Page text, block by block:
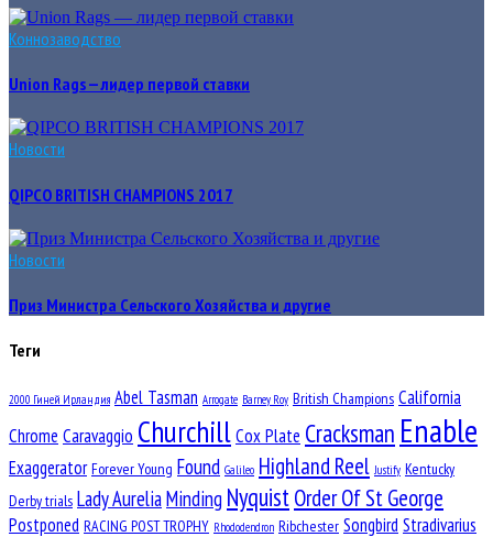
Коннозаводство
Union Rags — лидер первой ставки
Новости
QIPCO BRITISH CHAMPIONS 2017
Новости
Приз Министра Сельского Хозяйства и другие
Теги
2000 Гиней Ирландия Abel Tasman Arrogate Barney Roy British Champions California
Chrome Caravaggio ChurchillCox Plate Cracksman Enable
Exaggerator Forever Young Found Galileo Highland Reel Justify Kentucky
Derby trials Lady AureliaMinding NyquistOrder Of St George
Postponed RACING POST TROPHY Rhododendron Ribchester Songbird Stradivarius